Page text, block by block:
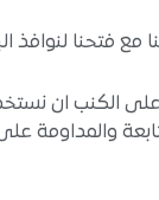
مع فتحنا
الكنب ان
والمداومة